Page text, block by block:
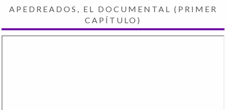
APEDREADOS, EL DOCUMENTAL (PRIMER
CAPÍTULO)